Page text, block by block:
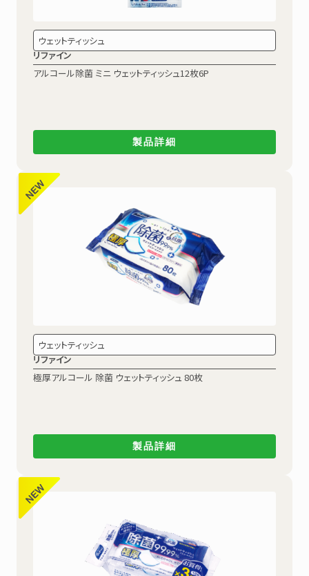
ウェットティッシュ
リファイン
アルコール除菌 ミニ ウェットティッシュ12枚6P
製品詳細
ウェットティッシュ
リファイン
極厚アルコール 除菌 ウェットティッシュ 80枚
製品詳細